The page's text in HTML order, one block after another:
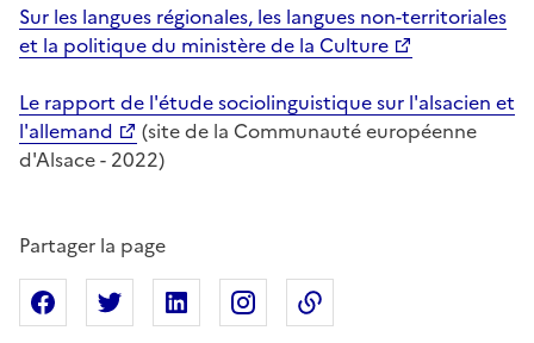
Sur les langues régionales, les langues non-territoriales
et la politique du ministère de la Culture
Le rapport de l'étude sociolinguistique sur l'alsacien et
l'allemand
(site de la Communauté européenne
d'Alsace - 2022)
Partager la page
Partager sur Facebook
Partager sur XPartager sur Linkedin
Partager sur Instagram